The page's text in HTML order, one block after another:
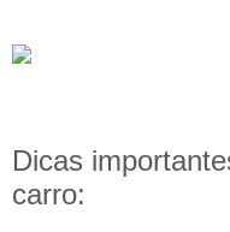
Dicas
carro: